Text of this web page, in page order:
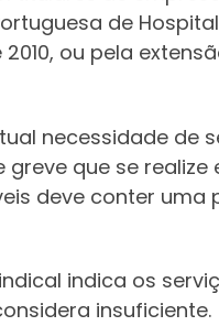
de
2010, ou pela
necessidade
que se
deve conter
indica os
insuficiente.